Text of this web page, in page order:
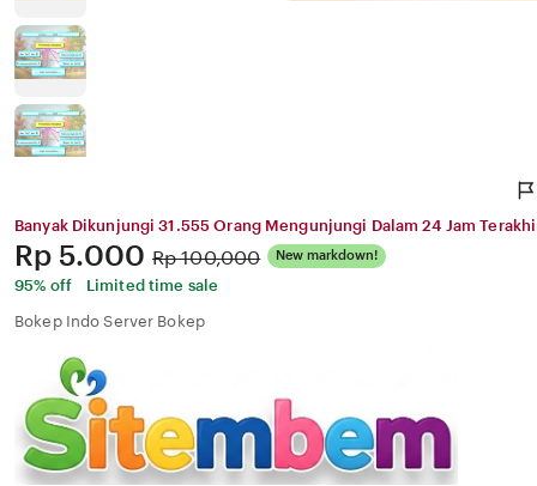
Banyak Dikunjungi 31.555 Orang Mengunjungi Dalam 24 Jam
Price:
Rp 5.000 Original
Price:
Rp 100,000 New markdown!
95% off
Limited time sale
Bokep Indo Server Bokep